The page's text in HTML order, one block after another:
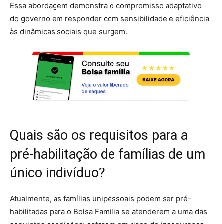
Essa abordagem demonstra o compromisso adaptativo
do governo em responder com sensibilidade e eficiência
às dinâmicas sociais que surgem.
Quais são os requisitos para a
pré-habilitação de famílias de um
único indivíduo?
Atualmente, as famílias unipessoais podem ser pré-
habilitadas para o Bolsa Família se atenderem a uma das